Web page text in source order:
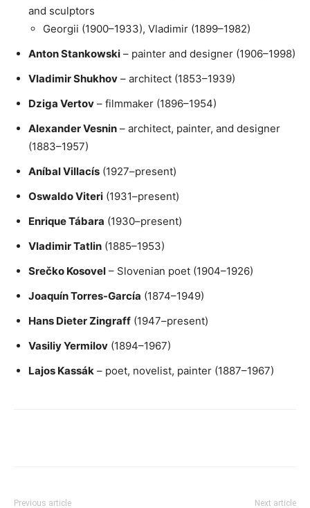
and sculptors
Georgii (1900–1933), Vladimir (1899–1982)
Anton Stankowski – painter and designer (1906–1998)
Vladimir Shukhov – architect (1853–1939)
Dziga Vertov – filmmaker (1896–1954)
Alexander Vesnin – architect, painter, and designer
(1883–1957)
Aníbal Villacís (1927–present)
Oswaldo Viteri (1931–present)
Enrique Tábara (1930–present)
Vladimir Tatlin (1885–1953)
Srečko Kosovel – Slovenian poet (1904–1926)
Joaquín Torres-García (1874–1949)
Hans Dieter Zingraff (1947–present)
Vasiliy Yermilov (1894–1967)
Lajos Kassák – poet, novelist, painter (1887–1967)
Previous article Next article